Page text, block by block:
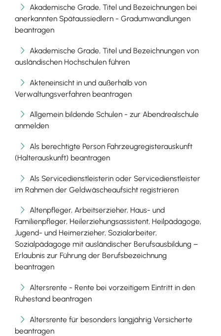
Akademische Grade, Titel und Bezeichnungen bei
anerkannten Spätaussiedlern - Gradumwandlungen
beantragen
Akademische Grade, Titel und Bezeichnungen von
ausländischen Hochschulen führen
Akteneinsicht in und außerhalb von
Verwaltungsverfahren beantragen
Allgemein bildende Schulen - zur Abendrealschule
anmelden
Als berechtigte Person Fahrzeugregisterauskunft
(Halterauskunft) beantragen
Als Servicedienstleisterin oder Servicedienstleister
im Rahmen der Geldwäscheaufsicht registrieren
Altenpfleger, Arbeitserzieher, Haus- und
Familienpfleger, Heilerziehungsassistent, Heilpädagoge,
Jugend- und Heimerzieher, Sozialarbeiter,
Sozialpädagoge mit ausländischer Berufsausbildung –
Erlaubnis zur Führung der Berufsbezeichnung
beantragen
Altersrente - Rente bei vorzeitigem Eintritt in den
Ruhestand beantragen
Altersrente für besonders langjährig Versicherte
beantragen